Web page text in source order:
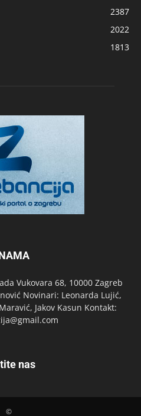
2387
2022
1813
Vukovara 68, 10000 Zagreb
Novinari: Leonarda Lujić,
Jakov Kasun Kontakt:
nas
©